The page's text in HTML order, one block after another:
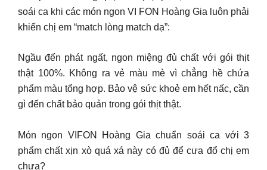
soái ca khi các món ngon VI FON Hoàng Gia luôn phải
khiến chị em “match lòng match dạ”:
Ngầu đến phát ngất, ngon miệng đủ chất với gói thịt
thật 100%. Không ra vẻ màu mè vì chẳng hề chứa
phẩm màu tổng hợp. Bảo vệ sức khoẻ em hết nấc, cần
gì đến chất bảo quản trong gói thịt thật.
Món ngon VIFON Hoàng Gia chuẩn soái ca với 3
phẩm chất xịn xò quá xá này có đủ để cưa đổ chị em
chưa?